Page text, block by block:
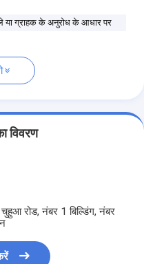
या ग्राहक के अनुरोध के आधार पर
विवरण
रोड, नंबर 1 बिल्डिंग, नंबर